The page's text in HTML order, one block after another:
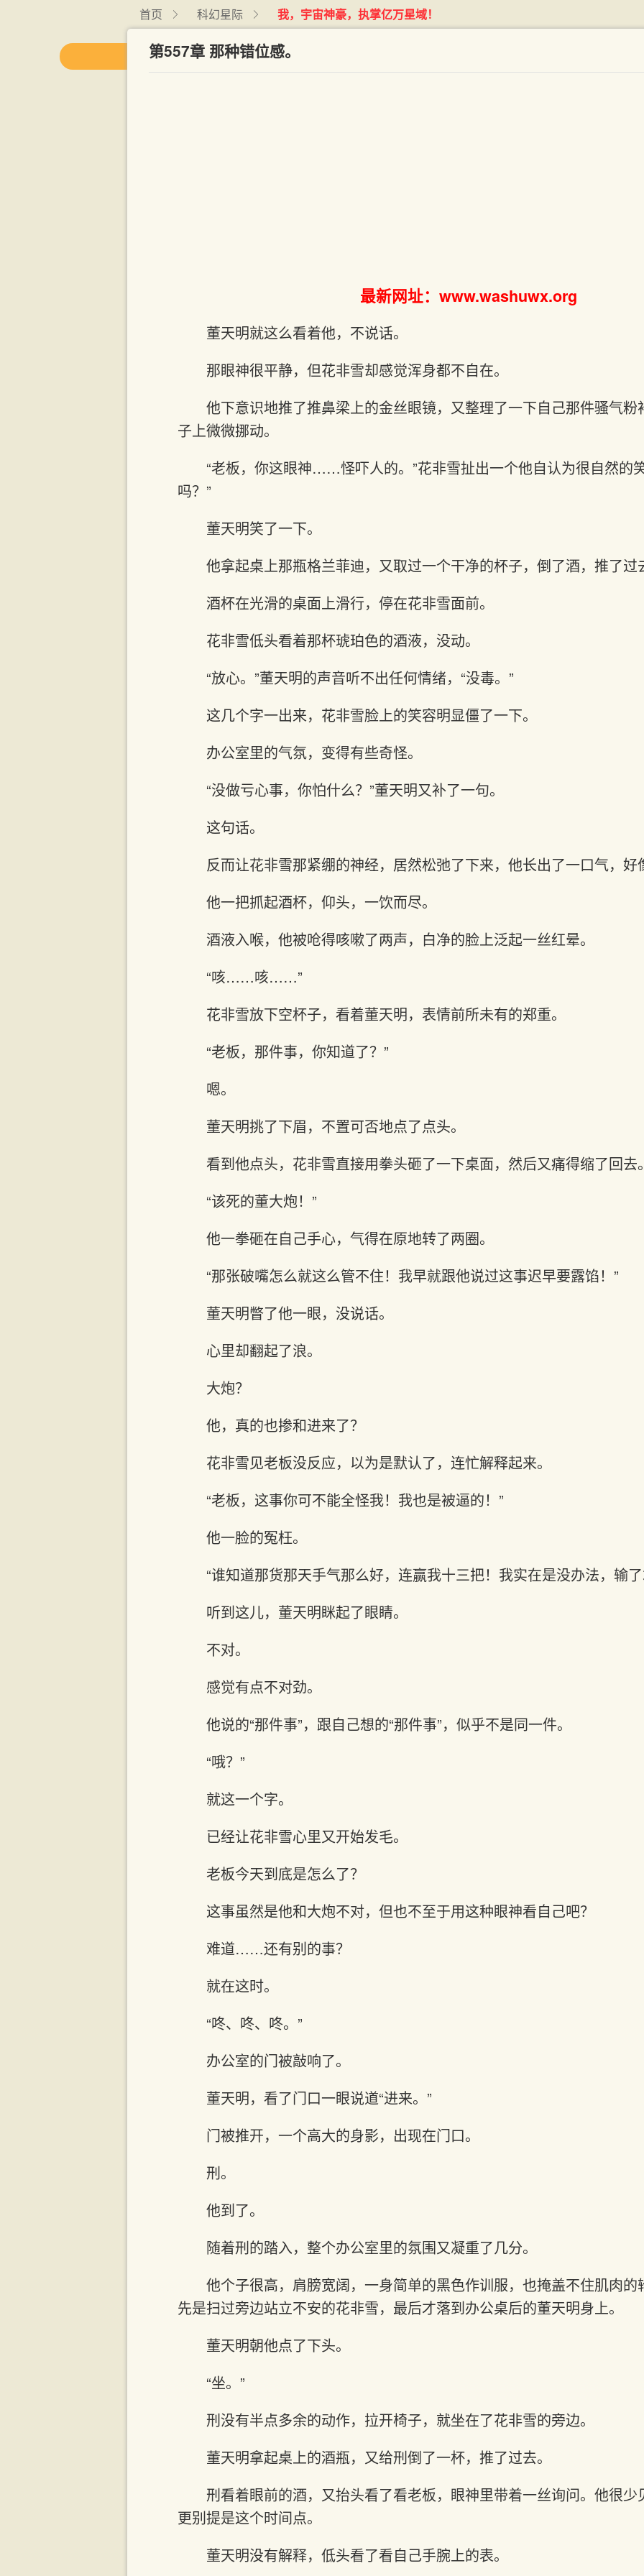
首页 科幻星际 我，宇宙神豪，执掌亿万星域！
第557章 那种错位感。
最新网址：www.washuwx.org
董天明就这么看着他，不说话。
那眼神很平静，但花非雪却感觉浑身都不自在。
他下意识地推了推鼻梁上的金丝眼镜，又整理了一下自己那件骚气
子上微微挪动。
“老板，你这眼神……怪吓人的。”花非雪扯出一个他自认为很自然的
吗？”
董天明笑了一下。
他拿起桌上那瓶格兰菲迪，又取过一个干净的杯子，倒了酒，推了过
酒杯在光滑的桌面上滑行，停在花非雪面前。
花非雪低头看着那杯琥珀色的酒液，没动。
“放心。”董天明的声音听不出任何情绪，“没毒。”
这几个字一出来，花非雪脸上的笑容明显僵了一下。
办公室里的气氛，变得有些奇怪。
“没做亏心事，你怕什么？”董天明又补了一句。
这句话。
反而让花非雪那紧绷的神经，居然松弛了下来，他长出了一口气，
他一把抓起酒杯，仰头，一饮而尽。
酒液入喉，他被呛得咳嗽了两声，白净的脸上泛起一丝红晕。
“咳……咳……”
花非雪放下空杯子，看着董天明，表情前所未有的郑重。
“老板，那件事，你知道了？”
嗯。
董天明挑了下眉，不置可否地点了点头。
看到他点头，花非雪直接用拳头砸了一下桌面，然后又痛得缩了回去
“该死的董大炮！”
他一拳砸在自己手心，气得在原地转了两圈。
“那张破嘴怎么就这么管不住！我早就跟他说过这事迟早要露馅！”
董天明瞥了他一眼，没说话。
心里却翻起了浪。
大炮？
他，真的也掺和进来了？
花非雪见老板没反应，以为是默认了，连忙解释起来。
“老板，这事你可不能全怪我！我也是被逼的！”
他一脸的冤枉。
“谁知道那货那天手气那么好，连赢我十三把！我实在是没办法，输
听到这儿，董天明眯起了眼睛。
不对。
感觉有点不对劲。
他说的“那件事”，跟自己想的“那件事”，似乎不是同一件。
“哦？”
就这一个字。
已经让花非雪心里又开始发毛。
老板今天到底是怎么了？
这事虽然是他和大炮不对，但也不至于用这种眼神看自己吧？
难道……还有别的事？
就在这时。
“咚、咚、咚。”
办公室的门被敲响了。
董天明，看了门口一眼说道“进来。”
门被推开，一个高大的身影，出现在门口。
刑。
他到了。
随着刑的踏入，整个办公室里的氛围又凝重了几分。
他个子很高，肩膀宽阔，一身简单的黑色作训服，也掩盖不住肌肉
先是扫过旁边站立不安的花非雪，最后才落到办公桌后的董天明身上。
董天明朝他点了下头。
“坐。”
刑没有半点多余的动作，拉开椅子，就坐在了花非雪的旁边。
董天明拿起桌上的酒瓶，又给刑倒了一杯，推了过去。
刑看着眼前的酒，又抬头看了看老板，眼神里带着一丝询问。他很
更别提是这个时间点。
董天明没有解释，低头看了看自己手腕上的表。